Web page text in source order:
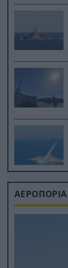
ΑΕΡΟΠΟΡΙΑ